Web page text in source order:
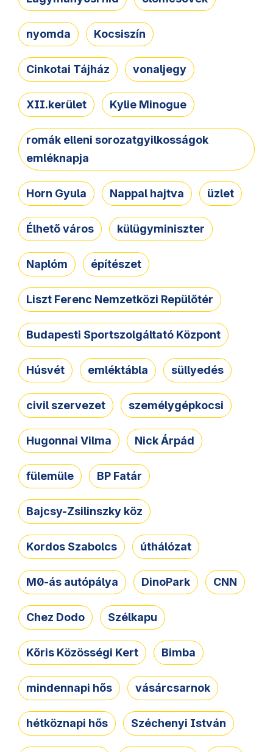
nyomda Kocsiszín
Cinkotai Tájház vonaljegy
XII.kerület Kylie Minogue
romák elleni sorozatgyilkosságok
emléknapja
Horn Gyula Nappal hajtva üzlet
Élhető város külügyminiszter
Naplóm építészet
Liszt Ferenc Nemzetközi Repülőtér
Budapesti Sportszolgáltató Központ
Húsvét emléktábla süllyedés
civil szervezet személygépkocsi
Hugonnai Vilma Nick Árpád
fülemüle BP Fatár
Bajcsy-Zsilinszky köz
Kordos Szabolcs úthálózat
M0-ás autópálya DinoPark CNN
Chez Dodo Szélkapu
Kőris Közösségi Kert Bimba
mindennapi hős vásárcsarnok
hétköznapi hős Széchenyi István